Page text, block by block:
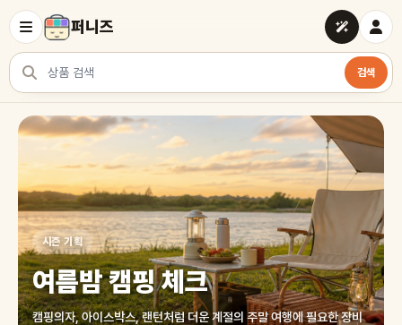
퍼니즈
상품 검색
검색
여러 쇼핑몰 상품을 한곳에서 찾아보세요
시즌 기획
여름밤 캠핑 체크
캠핑의자, 아이스박스, 랜턴처럼 더운 계절의 주말 여행에 필요한 장비